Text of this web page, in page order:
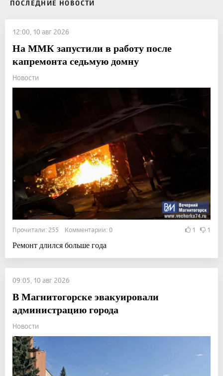
ПОСЛЕДНИЕ НОВОСТИ
12:00, 10 авг 2026
На ММК запустили в работу после
капремонта седьмую домну
Новости
Прочитали: 255 Комментарии: 0 1 1
Ремонт длился больше года
09:05, 10 авг 2026
В Магнитогорске эвакуировали
администрацию города
Новости